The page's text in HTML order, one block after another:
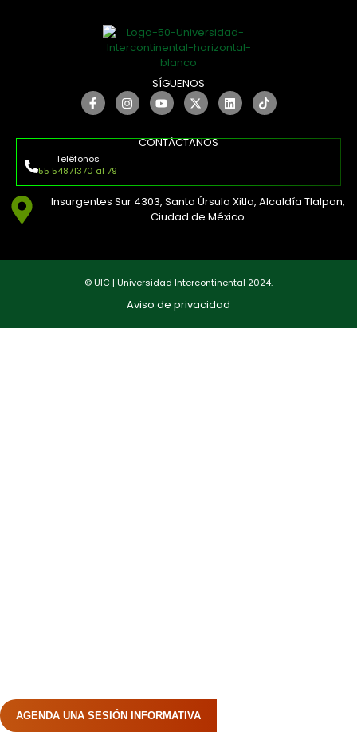
SÍGUENOS
CONTÁCTANOS
Teléfonos
55 54871370 al 79
Insurgentes Sur 4303, Santa Úrsula Xitla, Alcaldía Tlalpan,
Ciudad de México
© UIC | Universidad Intercontinental 2024.
Aviso de privacidad
AGENDA UNA SESIÓN INFORMATIVA